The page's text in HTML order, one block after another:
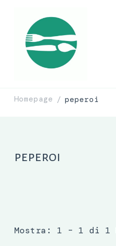
Homepage / peperoi
peperoi
Mostra: 1 – 1 di 1